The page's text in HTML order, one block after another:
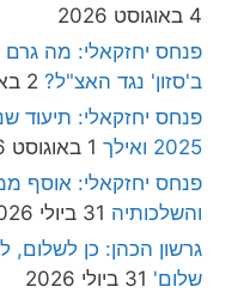
4 באוגוסט 2026
פנחס יחזקאלי: מה גרם
ב'סזון' נגד האצ"ל? 2 באוגוסט 2026
פנחס יחזקאלי: תיעוד
2025 ואילך
1 באוגוסט 2026
פנחס יחזקאלי: אוסף
והשלכותיה 31 ביולי 2026
גרשון הכהן: כן
שלום' 31 ביולי 2026